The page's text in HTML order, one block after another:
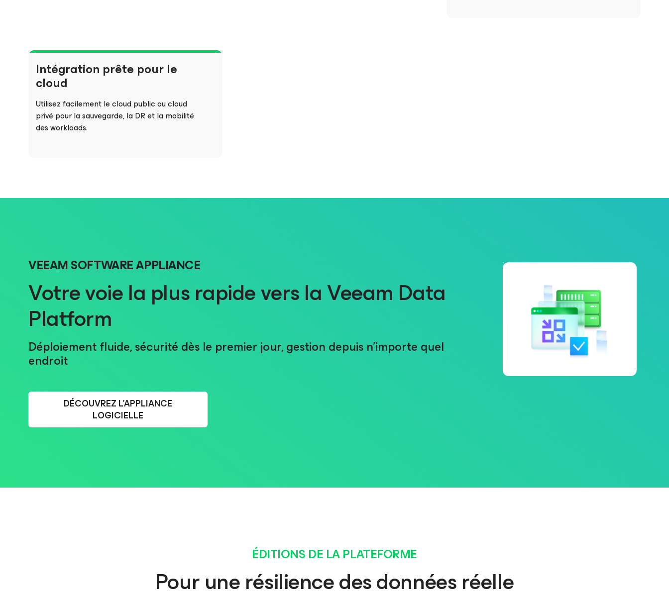
Intégration prête pour le
cloud
Utilisez facilement le cloud public ou cloud
privé pour la sauvegarde, la DR et la mobilité
des workloads.
VEEAM SOFTWARE APPLIANCE
Votre voie la plus rapide vers la Veeam Data
Platform
Déploiement fluide, sécurité dès le premier jour, gestion depuis n’importe quel
endroit
DÉCOUVREZ L’APPLIANCE
LOGICIELLE
ÉDITIONS DE LA PLATEFORME
Pour une résilience des données réelle